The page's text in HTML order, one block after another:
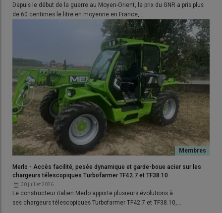
Les cueilleurs équipés du contrôle de la hauteur de travail
et
dusuivi du sol Auto Contour disposent de capteurs
positionnés sous quelques pointes (deux sur leClaas Rovio de
8 rangs
). Ces palpeurs doivent être bien mobiles pour
transmettre des informations correctes aux systèmes gérant
la correction de la position du bec.
Lire aussi :Tutoriel Moissonneuse-batteuse :
Comment bien entretenir sa coupe flexible à
tapis ?
Depuis le début de la guerre au Moyen-Orient, le prix du GNR a pris plus
de 60 centimes le litre en moyenne en France,…
Merlo - Accès facilité, pesée dynamique et garde-boue acier sur les
chargeurs télescopiques Turbofarmer TF42.7 et TF38.10
30 juillet 2026
Le constructeur italien Merlo apporte plusieurs évolutions à
ses chargeurs télescopiques Turbofarmer TF42.7 et TF38.10,…